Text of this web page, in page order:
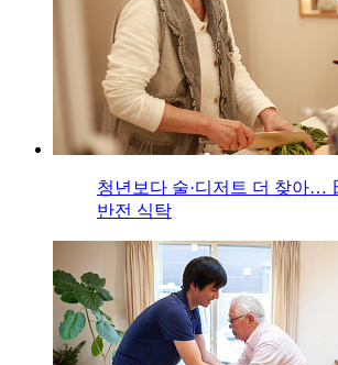
청년보다 술·디저트 더 찾아…
반전 식탁